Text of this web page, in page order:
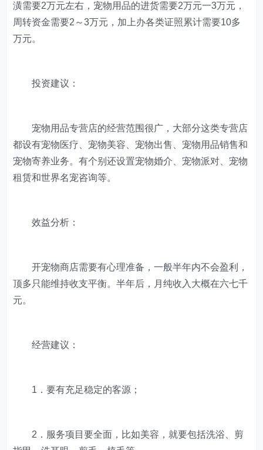
潢需要2万元左右，宠物用品的进货需要2万元一3万元，
周转资金需要2～3万元，加上办各类证照累计需要10多
万元。
投资建议：
宠物用品专营店的经营范围很广，大部分这类专营店
都设有宠物医疗、宠物美容、宠物出售、宠物用品销售和
宠物寄养业务。有个别还设置宠物婚介、宠物派对、宠物
租赁和世界名宠咨询等。
效益分析：
开宠物商店需要有心理准备，一般半年内不会盈利，
顶多只能维持收支平衡。半年后，月纯收入大概在六七千
元。
经营建议：
1．要有充足稳定的客源；
2．服务项目要全面，比如美容，就要包括洗浴、剪